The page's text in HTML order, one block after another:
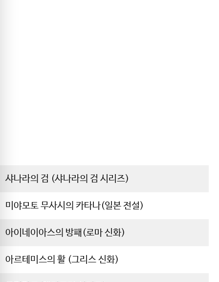
샤나라의 검 (샤나라의 검 시리즈)
미야모토 무사시의 카타나(일본 전설)
아이네이아스의 방패(로마 신화)
아르테미스의 활 (그리스 신화)